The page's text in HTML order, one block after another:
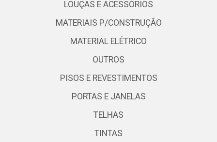
LOUÇAS E ACESSÓRIOS
MATERIAIS P/CONSTRUÇÃO
MATERIAL ELÉTRICO
OUTROS
PISOS E REVESTIMENTOS
PORTAS E JANELAS
TELHAS
TINTAS